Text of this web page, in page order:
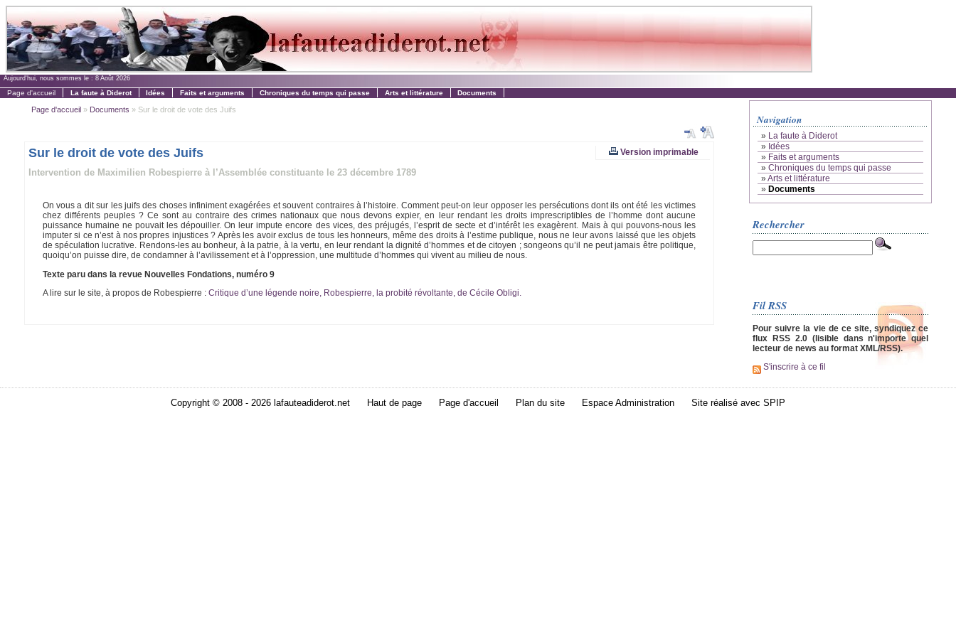
Aujourd'hui, nous sommes le : 8 Août 2026
Page d'accueil La faute à Diderot Idées Faits et arguments Chroniques du temps qui passe Arts et littérature Documents
Page d'accueil» Documents » Sur le droit de vote des Juifs
Version imprimable
Sur le droit de vote des Juifs
Intervention de Maximilien Robespierre à l’Assemblée constituante le 23 décembre 1789
On vous a dit sur les juifs des choses infiniment exagérées et souvent contraires à l’histoire. Comment peut-on leur opposer les persécutions dont ils ont été les victimes
chez différents peuples ? Ce sont au contraire des crimes nationaux que nous devons expier, en leur rendant les droits imprescriptibles de l’homme dont aucune
puissance humaine ne pouvait les dépouiller. On leur impute encore des vices, des préjugés, l’esprit de secte et d’intérêt les exagèrent. Mais à qui pouvons-nous les
imputer si ce n’est à nos propres injustices ? Après les avoir exclus de tous les honneurs, même des droits à l’estime publique, nous ne leur avons laissé que les objets
de spéculation lucrative. Rendons-les au bonheur, à la patrie, à la vertu, en leur rendant la dignité d’hommes et de citoyen ; songeons qu’il ne peut jamais être politique,
quoiqu’on puisse dire, de condamner à l’avilissement et à l’oppression, une multitude d’hommes qui vivent au milieu de nous.
Texte paru dans la revue Nouvelles Fondations, numéro 9
A lire sur le site, à propos de Robespierre : Critique d’une légende noire, Robespierre, la probité révoltante, de Cécile Obligi.
Navigation
» La faute à Diderot
» Idées
» Faits et arguments
» Chroniques du temps qui passe
»Arts et littérature
» Documents
Rechercher
Fil RSS
Pour suivre la vie de ce site, syndiquez ce
flux RSS 2.0 (lisible dans n'importe quel
lecteur de news au format XML/RSS).
S'inscrire à ce fil
Copyright © 2008 - 2026 lafauteadiderot.net Haut de page Page d'accueil Plan du site Espace Administration Site réalisé avec SPIP